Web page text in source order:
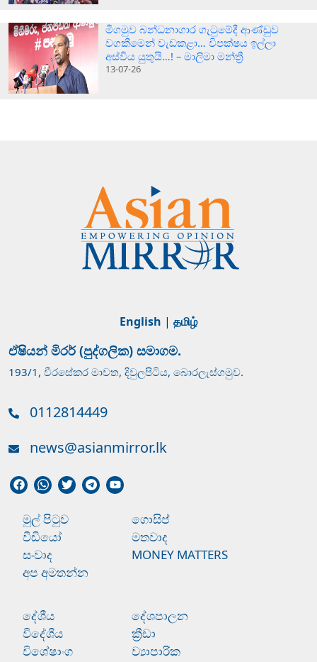
මීගමුව බන්ධනාගාර ගැටුමේදී ආණ්ඩුව
වගකීමෙන් වැඩකළා… විපක්ෂය ඉල්ලා
අස්විය යුතුයි…! – මාලිමා මන්ත්‍රී
13-07-26
English | தமிழ்
ඒෂියන් මිරර් (පුද්ගලික) සමාගම.
193/1, වීරසේකර මාවත, දිවුලපිටිය, බොරලැස්ගමුව.
0112814449
news@asianmirror.lk
මුල් පිටුව
ගොසිප්
වීඩියෝ
මතවාද
සංවාද
MONEY MATTERS
අප අමතන්න
දේශීය
දේශපාලන
විදේශීය
ක්‍රීඩා
විශේෂාංග
ව්‍යාපාරික